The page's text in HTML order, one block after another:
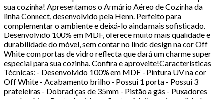
sua cozinha! Apresentamos o Armário Aéreo de Cozinha da
linha Connect, desenvolvido pela Henn. Perfeito para
complementar o ambiente e deixá-lo ainda mais sofisticado.
Desenvolvido 100% em MDF, oferece muito mais qualidade e
durabilidade do móvel, sem contar no lindo design na cor Off
White com portas de vidro reflecta que dará um charme super
especial para sua cozinha. Confira e aproveite!Características
Técnicas: - Desenvolvido 100% em MDF - Pintura UV na cor
Off White - Acabamento brilho - Possui 1 porta - Possui 3
prateleiras - Dobradiças de 35mm - Pistão a gás - Puxadores